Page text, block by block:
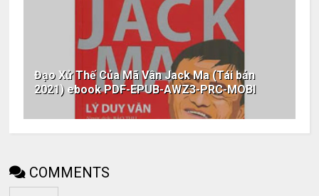
Đạo Xử Thế Của Mã Vân Jack Ma (Tái bản
2021) ebook PDF-EPUB-AWZ3-PRC-MOBI
COMMENTS